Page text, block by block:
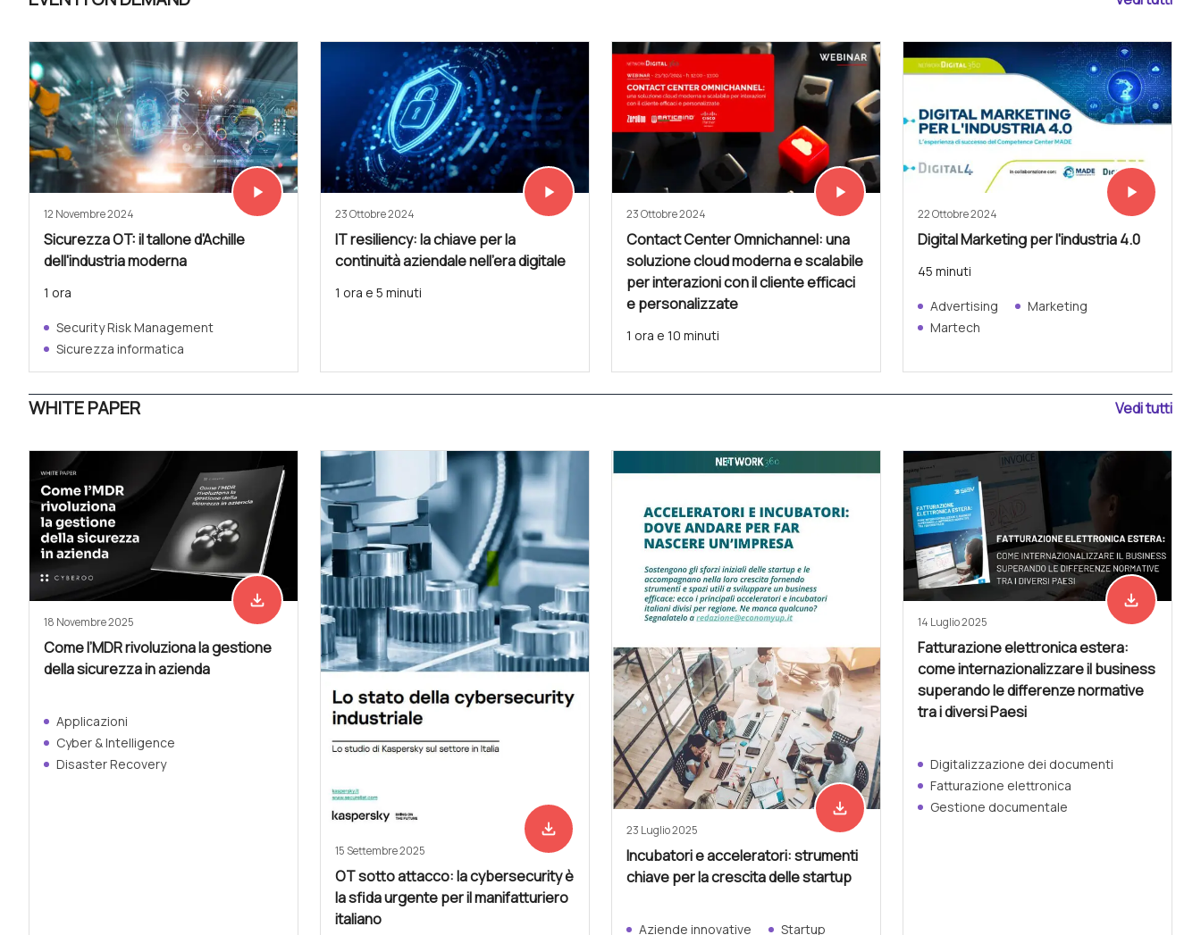
Vedi subito
play_arrow
12 Novembre 2024
Sicurezza OT: il tallone d'Achille
dell'industria moderna
1 ora
Security Risk Management
Sicurezza informatica
Vedi subito
play_arrow
23 Ottobre 2024
IT resiliency: la chiave per la
continuità aziendale nell'era digitale
1 ora e 5 minuti
Vedi subito
play_arrow
23 Ottobre 2024
Contact Center Omnichannel: una
soluzione cloud moderna e scalabile
per interazioni con il cliente efficaci
e personalizzate
1 ora e 10 minuti
Vedi subito
play_arrow
22 Ottobre 2024
Digital Marketing per l'industria 4.0
45 minuti
Advertising
Marketing
Martech
WHITE PAPER Vedi tutti
Scarica adesso
file_download
18 Novembre 2025
Come l’MDR rivoluziona la gestione
della sicurezza in azienda
Applicazioni
Cyber & Intelligence
Disaster Recovery
Scarica adesso
file_download
15 Settembre 2025
OT sotto attacco: la cybersecurity è
la sfida urgente per il manifatturiero
italiano
Scarica adesso
file_download
23 Luglio 2025
Incubatori e acceleratori: strumenti
chiave per la crescita delle startup
Aziende innovative Startup
Scarica
file_download
14 Luglio 2025
Fatturazione elettronica estera:
come internazionalizzare il business
superando le differenze normative
tra i diversi Paesi
Digitalizzazione dei documenti
Fatturazione elettronica
Gestione documentale